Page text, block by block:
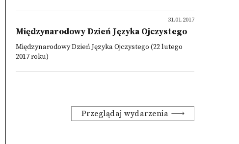
31.01.2017
Międzynarodowy Dzień Języka Ojczystego
Międzynarodowy Dzień Języka Ojczystego (22 lutego
2017 roku)
Przeglądaj wydarzenia